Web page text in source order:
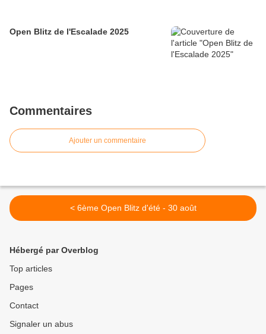
Open Blitz de l'Escalade 2025
Commentaires
Ajouter un commentaire
< 6ème Open Blitz d'été - 30 août
Hébergé par Overblog
Top articles
Pages
Contact
Signaler un abus